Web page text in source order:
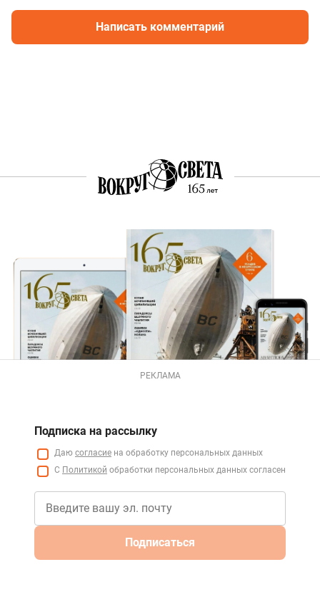
Написать комментарий
РЕКЛАМА
Подписка на рассылку
Даю согласие на обработку персональных данных
С Политикой обработки персональных данных согласен
Подписаться